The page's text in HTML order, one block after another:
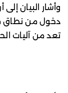
وأشار البيان
دخول من نطاق
تعد من آليات